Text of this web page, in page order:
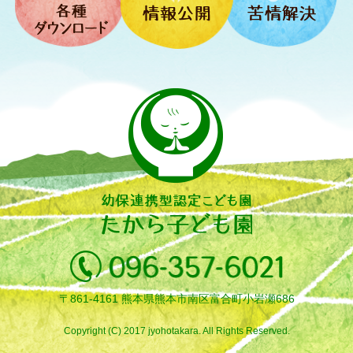
Copyright (C) 2017 jyohotakara. All Rights Reserved.
〒861-4161 熊本県熊本市南区富合町小岩瀬686